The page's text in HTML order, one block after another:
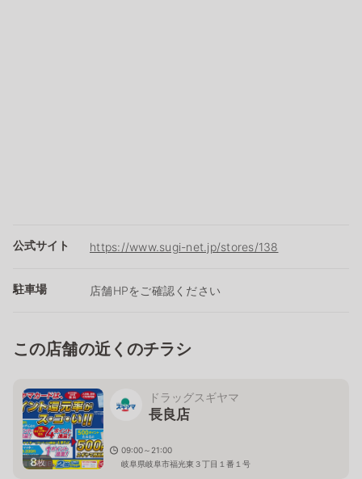
公式サイト https://www.sugi-net.jp/stores/138
駐車場 店舗HPをご確認ください
この店舗の近くのチラシ
8枚
ドラッグスギヤマ
長良店
09:00～21:00
岐阜県岐阜市福光東３丁目１番１号